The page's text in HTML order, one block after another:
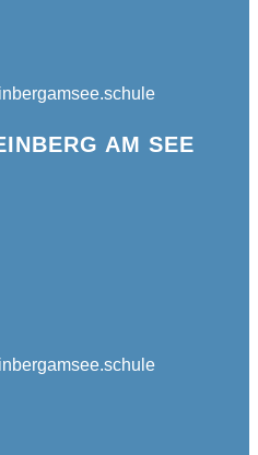
AM SEE